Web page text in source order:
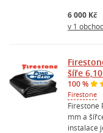
6 000 Kč
v 1
šíře
100 %
Firestone
Firestone
mm a
instalace